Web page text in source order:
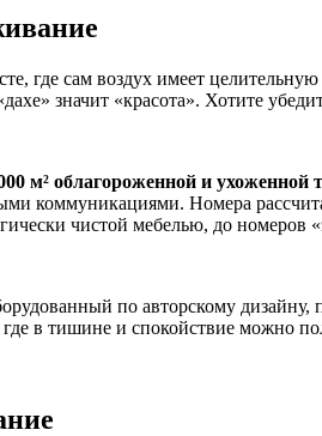
где сам воздух имеет
значит «красота». Хотите
м² облагороженной и
коммуникациями. Номера
чистой мебелью, до
по авторскому
в тишине и спокойствие можно